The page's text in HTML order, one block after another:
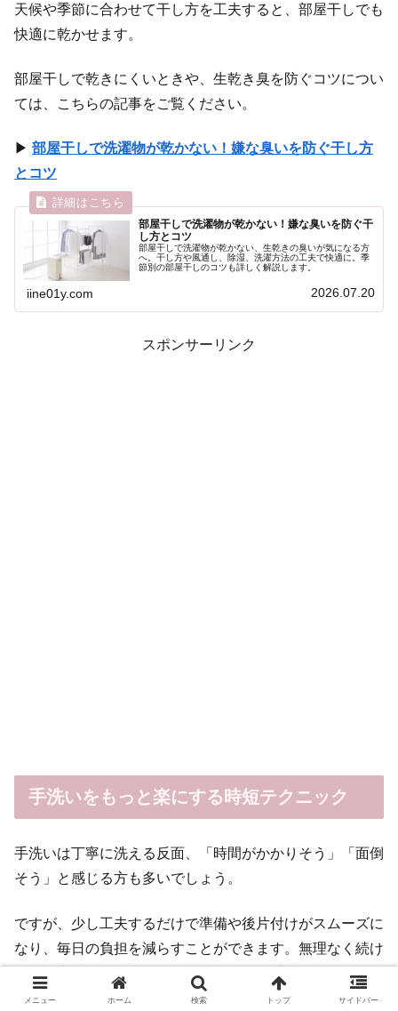
天候や季節に合わせて干し方を工夫すると、部屋干しでも
快適に乾かせます。
部屋干しで乾きにくいときや、生乾き臭を防ぐコツについ
ては、こちらの記事をご覧ください。
▶ 部屋干しで洗濯物が乾かない！嫌な臭いを防ぐ干し方
とコツ
部屋干しで洗濯物が乾かない！嫌な臭いを防ぐ干
し方とコツ
部屋干しで洗濯物が乾かない、生乾きの臭いが気になる方
へ。干し方や風通し、除湿、洗濯方法の工夫で快適に。季
節別の部屋干しのコツも詳しく解説します。
iine01y.com 2026.07.20
スポンサーリンク
手洗いをもっと楽にする時短テクニック
手洗いは丁寧に洗える反面、「時間がかかりそう」「面倒
そう」と感じる方も多いでしょう。
ですが、少し工夫するだけで準備や後片付けがスムーズに
なり、毎日の負担を減らすことができます。無理なく続け
られる方法を取り入れて、自分に合った手洗いのスタイル
を見つけましょう。
メニュー ホーム 検索 トップ サイドバー